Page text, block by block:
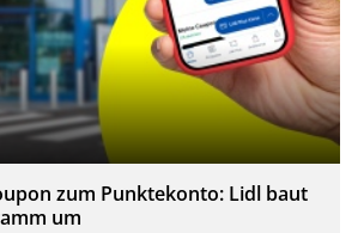
zum Punktekonto: Lidl baut
um